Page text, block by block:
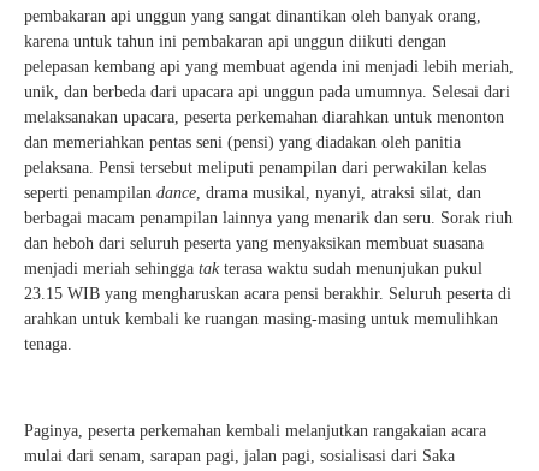
pembakaran api unggun yang sangat dinantikan oleh banyak orang,
karena untuk tahun ini pembakaran api unggun diikuti dengan
pelepasan kembang api yang membuat agenda ini menjadi lebih meriah,
unik, dan berbeda dari upacara api unggun pada umumnya. Selesai dari
melaksanakan upacara, peserta perkemahan diarahkan untuk menonton
dan memeriahkan pentas seni (pensi) yang diadakan oleh panitia
pelaksana. Pensi tersebut meliputi penampilan dari perwakilan kelas
seperti penampilan dance, drama musikal, nyanyi, atraksi silat, dan
berbagai macam penampilan lainnya yang menarik dan seru. Sorak riuh
dan heboh dari seluruh peserta yang menyaksikan membuat suasana
menjadi meriah sehingga takterasa waktu sudah menunjukan pukul
23.15 WIB yang mengharuskan acara pensi berakhir. Seluruh peserta di
arahkan untuk kembali ke ruangan masing-masing untuk memulihkan
tenaga.
Paginya, peserta perkemahan kembali melanjutkan rangakaian acara
mulai dari senam, sarapan pagi, jalan pagi, sosialisasi dari Saka